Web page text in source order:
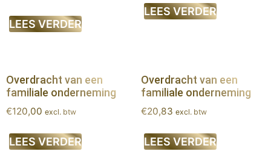
LEES VERDER
LEES VERDER
Overdracht van een
familiale onderneming
€120,00 excl. btw
LEES VERDER
Overdracht van een
familiale onderneming
€20,83 excl. btw
LEES VERDER